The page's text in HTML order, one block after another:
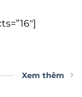
Xem thêm